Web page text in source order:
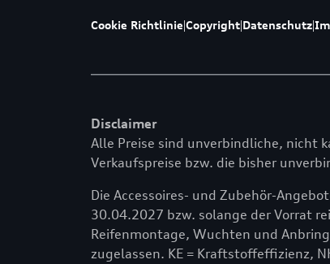
Cookie Richtlinie|Copyright|Datenschutz|
Disclaimer
Alle Preise sind unverbindliche, nicht
Verkaufspreise bzw. die bisher
Die Accessoires- und Zubehör-
30.04.2027 bzw. solange der Vorrat
Reifenmontage, Wuchten und
zugelassen. KE = Kraftstoffeffizienz,